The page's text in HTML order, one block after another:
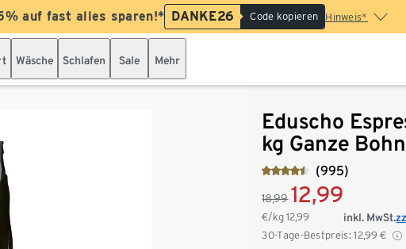
auf fast alles sparen!* DANKE26 Code kopieren Hinweis*
Wäsche Schlafen Sale Mehr
Eduscho
kg Ganze
(995)
18,99 12,99
€/kg12,99
30-Tage-Bestpreis: 12,99 €
inkl. MwSt.